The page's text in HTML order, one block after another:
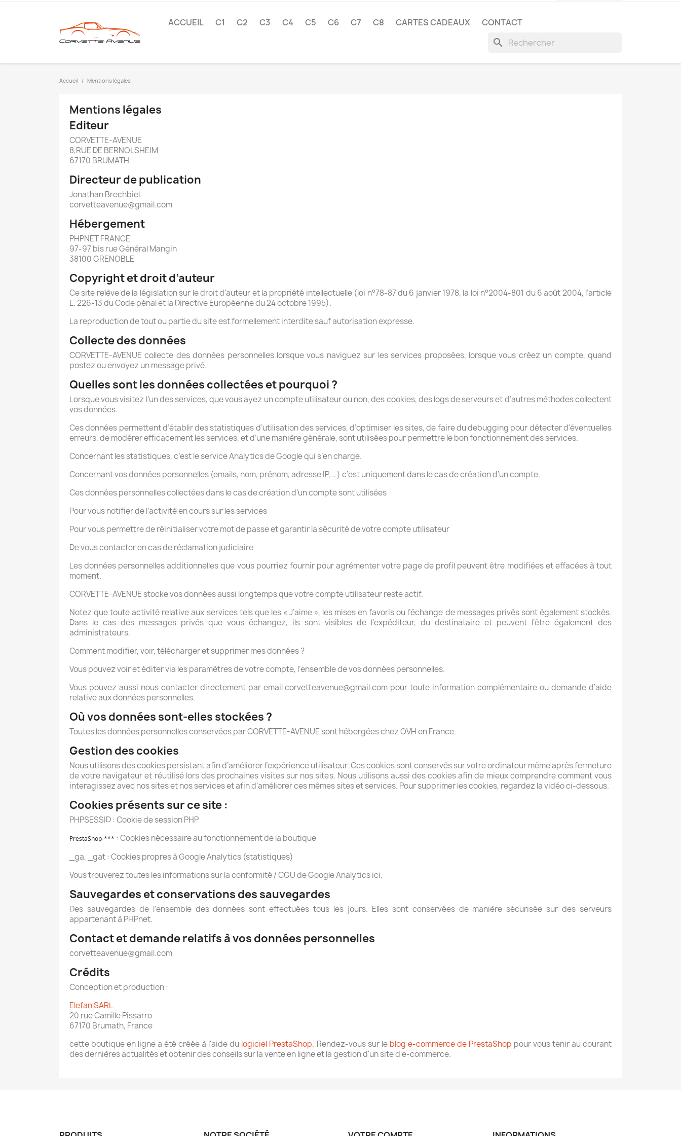
ACCUEIL C1 C2 C3 C4 C5 C6 C7 C8 CARTES CADEAUX CONTACT
search
Accueil Mentions légales
Mentions légales
Editeur
CORVETTE-AVENUE
8,RUE DE BERNOLSHEIM
67170 BRUMATH
Directeur de publication
Jonathan Brechbiel
corvetteavenue@gmail.com
Hébergement
PHPNET FRANCE
97-97 bis rue Général Mangin
38100 GRENOBLE
Copyright et droit d’auteur
Ce site relève de la législation sur le droit d’auteur et la propriété intellectuelle (loi n°78-87 du 6 janvier 1978, la loi n°2004-801 du 6 août 2004, l’article
L. 226-13 du Code pénal et la Directive Européenne du 24 octobre 1995).
La reproduction de tout ou partie du site est formellement interdite sauf autorisation expresse.
Collecte des données
CORVETTE-AVENUEcollecte des données personnelles lorsque vous naviguez sur les services proposées, lorsque vous créez un compte, quand
postez ou envoyez un message privé.
Quelles sont les données collectées et pourquoi ?
Lorsque vous visitez l’un des services, que vous ayez un compte utilisateur ou non, des cookies, des logs de serveurs et d’autres méthodes collectent
vos données.
Ces données permettent d’établir des statistiques d’utilisation des services, d’optimiser les sites, de faire du debugging pour détecter d’éventuelles
erreurs, de modérer efficacement les services, et d’une manière générale, sont utilisées pour permettre le bon fonctionnement des services.
Concernant les statistiques, c’est le service Analytics de Google qui s’en charge.
Concernant vos données personnelles (emails, nom, prénom, adresse IP, …) c’est uniquement dans le cas de création d’un compte.
Ces données personnelles collectées dans le cas de création d’un compte sont utilisées
Pour vous notifier de l’activité en cours sur les services
Pour vous permettre de réinitialiser votre mot de passe et garantir la sécurité de votre compte utilisateur
De vous contacter en cas de réclamation judiciaire
Les données personnelles additionnelles que vous pourriez fournir pour agrémenter votre page de profil peuvent être modifiées et effacées à tout
moment.
CORVETTE-AVENUE stocke vos données aussi longtemps que votre compte utilisateur reste actif.
Notez que toute activité relative aux services tels que les « J’aime », les mises en favoris ou l’échange de messages privés sont également stockés.
Dans le cas des messages privés que vous échangez, ils sont visibles de l’expéditeur, du destinataire et peuvent l’être également des
administrateurs.
Comment modifier, voir, télécharger et supprimer mes données ?
Vous pouvez voir et éditer via les paramètres de votre compte, l’ensemble de vos données personnelles.
Vous pouvez aussi nous contacter directement par email corvetteavenue@gmail.com pour toute information complémentaire ou demande d’aide
relative aux données personnelles.
Où vos données sont-elles stockées ?
Toutes les données personnelles conservées par CORVETTE-AVENUE sont hébergées chez OVH en France.
Gestion des cookies
Nous utilisons des cookies persistant afin d’améliorer l’expérience utilisateur. Ces cookies sont conservés sur votre ordinateur même après fermeture
de votre navigateur et réutilisé lors des prochaines visites sur nos sites. Nous utilisons aussi des cookies afin de mieux comprendre comment vous
interagissez avec nos sites et nos services et afin d’améliorer ces mêmes sites et services. Pour supprimer les cookies, regardez la vidéo ci-dessous.
Cookies présents sur ce site :
PHPSESSID : Cookie de session PHP
PrestaShop-*** : Cookies nécessaire au fonctionnement de la boutique
_ga, _gat : Cookies propres à Google Analytics (statistiques)
Vous trouverez toutes les informations sur la conformité / CGU de Google Analytics ici.
Sauvegardes et conservations des sauvegardes
Des sauvegardes de l’ensemble des données sont effectuées tous les jours. Elles sont conservées de manière sécurisée sur des serveurs
appartenant à PHPnet.
Contact et demande relatifs à vos données personnelles
corvetteavenue@gmail.com
Crédits
Conception et production :
Elefan SARL
20 rue Camille Pissarro
67170 Brumath, France
cette boutique en ligne a été créée à l'aide du logiciel PrestaShop. Rendez-vous sur le blog e-commerce de PrestaShop pour vous tenir au courant
des dernières actualités et obtenir des conseils sur la vente en ligne et la gestion d'un site d'e-commerce.